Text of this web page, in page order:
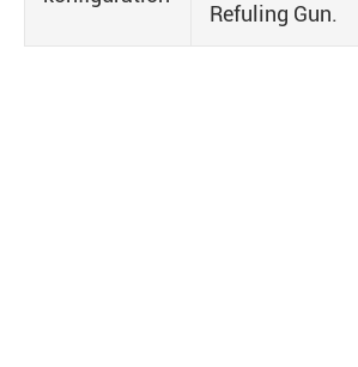
Refuling Gun.